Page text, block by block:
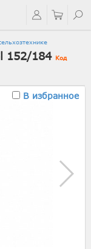
152/184 Код
В избранное